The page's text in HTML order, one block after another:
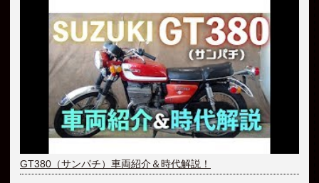
GT380（サンパチ）車両紹介＆時代解説！